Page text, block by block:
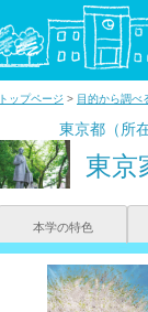
トップページ > 目的から調べ
東京都（所
東京
本学の特色